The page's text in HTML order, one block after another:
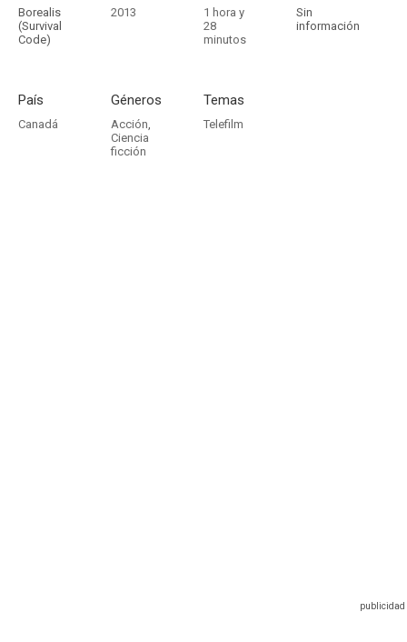
Borealis
(Survival
Code)
2013
1 hora y
28
minutos
Sin
información
País
Canadá
Géneros
Acción,
Ciencia
ficción
Temas
Telefilm